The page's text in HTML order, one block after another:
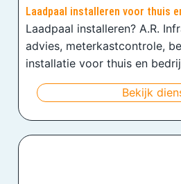
Laadpaal installeren voor thuis
Laadpaal installeren? A.R.
advies, meterkastcontrole,
installatie voor thuis en
Bekijk